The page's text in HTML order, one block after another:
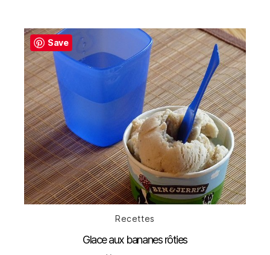
Catégories
Recettes
Glace aux bananes rôties
Save